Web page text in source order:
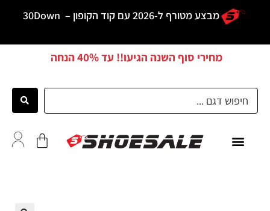
מבצע מטורף ל-2026 עם קוד הקופון – 30Down
מחירי סוף השנה הגיעו!! עד40% הנחה